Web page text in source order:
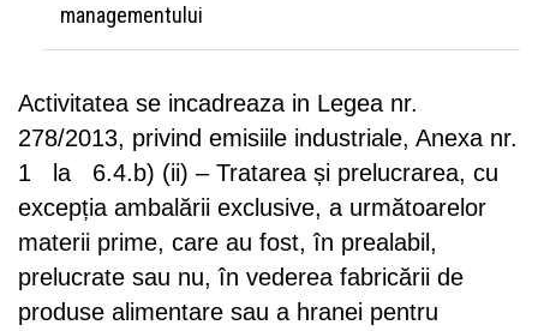
managementului
Activitatea se incadreaza in Legea nr.
278/2013, privind emisiile industriale, Anexa nr.
1 la 6.4.b) (ii) – Tratarea și prelucrarea, cu
excepția ambalării exclusive, a următoarelor
materii prime, care au fost, în prealabil,
prelucrate sau nu, în vederea fabricării de
produse alimentare sau a hranei pentru